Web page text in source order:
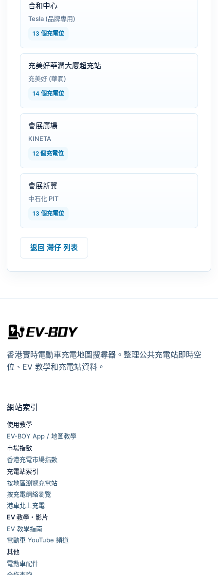
合和中心
Tesla (品牌專用)
13 個充電位
充美好華潤大廈超充站
充美好 (華潤)
14 個充電位
會展廣場
KINETA
12 個充電位
會展新翼
中石化 PIT
13 個充電位
返回 灣仔 列表
香港實時電動車充電地圖搜尋器。整理公共充電站即時空
位、EV 教學和充電站資料。
網站索引
使用教學
EV-BOY App / 地圖教學
市場指數
香港充電市場指數
充電站索引
按地區瀏覽充電站
按充電網絡瀏覽
港車北上充電
EV 教學・影片
EV 教學指南
電動車 YouTube 頻道
其他
電動車配件